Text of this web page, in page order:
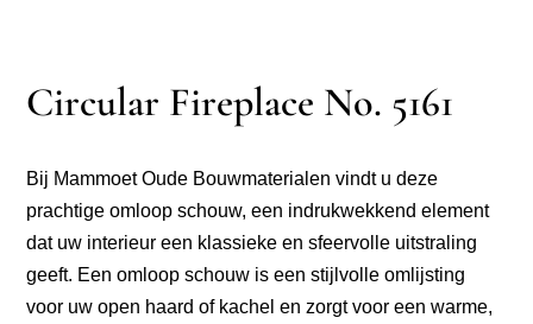
Circular Fireplace No. 5161
Bij Mammoet Oude Bouwmaterialen vindt u deze
prachtige omloop schouw, een indrukwekkend element
dat uw interieur een klassieke en sfeervolle uitstraling
geeft. Een omloop schouw is een stijlvolle omlijsting
voor uw open haard of kachel en zorgt voor een warme,